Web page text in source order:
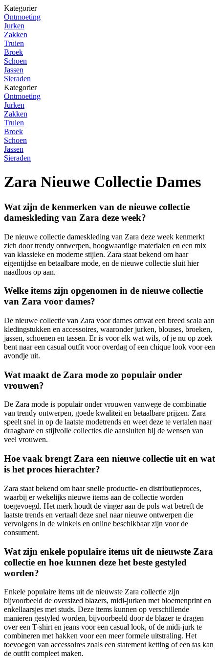
Kategorier
Ontmoeting
Jurken
Zakken
Truien
Broek
Schoen
Jassen
Sieraden
Kategorier
Ontmoeting
Jurken
Zakken
Truien
Broek
Schoen
Jassen
Sieraden
Zara Nieuwe Collectie Dames
Wat zijn de kenmerken van de nieuwe collectie
dameskleding van Zara deze week?
De nieuwe collectie dameskleding van Zara deze week kenmerkt
zich door trendy ontwerpen, hoogwaardige materialen en een mix
van klassieke en moderne stijlen. Zara staat bekend om haar
eigentijdse en betaalbare mode, en de nieuwe collectie sluit hier
naadloos op aan.
Welke items zijn opgenomen in de nieuwe collectie
van Zara voor dames?
De nieuwe collectie van Zara voor dames omvat een breed scala aan
kledingstukken en accessoires, waaronder jurken, blouses, broeken,
jassen, schoenen en tassen. Er is voor elk wat wils, of je nu op zoek
bent naar een casual outfit voor overdag of een chique look voor een
avondje uit.
Wat maakt de Zara mode zo populair onder
vrouwen?
De Zara mode is populair onder vrouwen vanwege de combinatie
van trendy ontwerpen, goede kwaliteit en betaalbare prijzen. Zara
speelt snel in op de laatste modetrends en weet deze te vertalen naar
draagbare en stijlvolle collecties die aansluiten bij de wensen van
veel vrouwen.
Hoe vaak brengt Zara een nieuwe collectie uit en wat
is het proces hierachter?
Zara staat bekend om haar snelle productie- en distributieproces,
waarbij er wekelijks nieuwe items aan de collectie worden
toegevoegd. Het merk houdt de vinger aan de pols wat betreft de
laatste trends en vertaalt deze snel naar nieuwe ontwerpen die
vervolgens in de winkels en online beschikbaar zijn voor de
consument.
Wat zijn enkele populaire items uit de nieuwste Zara
collectie en hoe kunnen deze het beste gestyled
worden?
Enkele populaire items uit de nieuwste Zara collectie zijn
bijvoorbeeld de oversized blazers, midi-jurken met bloemenprint en
enkellaarsjes met studs. Deze items kunnen op verschillende
manieren gestyled worden, bijvoorbeeld door de blazer te dragen
over een T-shirt en jeans voor een casual look, of de midi-jurk te
combineren met hakken voor een meer formele uitstraling. Het
toevoegen van accessoires zoals een statement ketting of een tas kan
de outfit compleet maken.